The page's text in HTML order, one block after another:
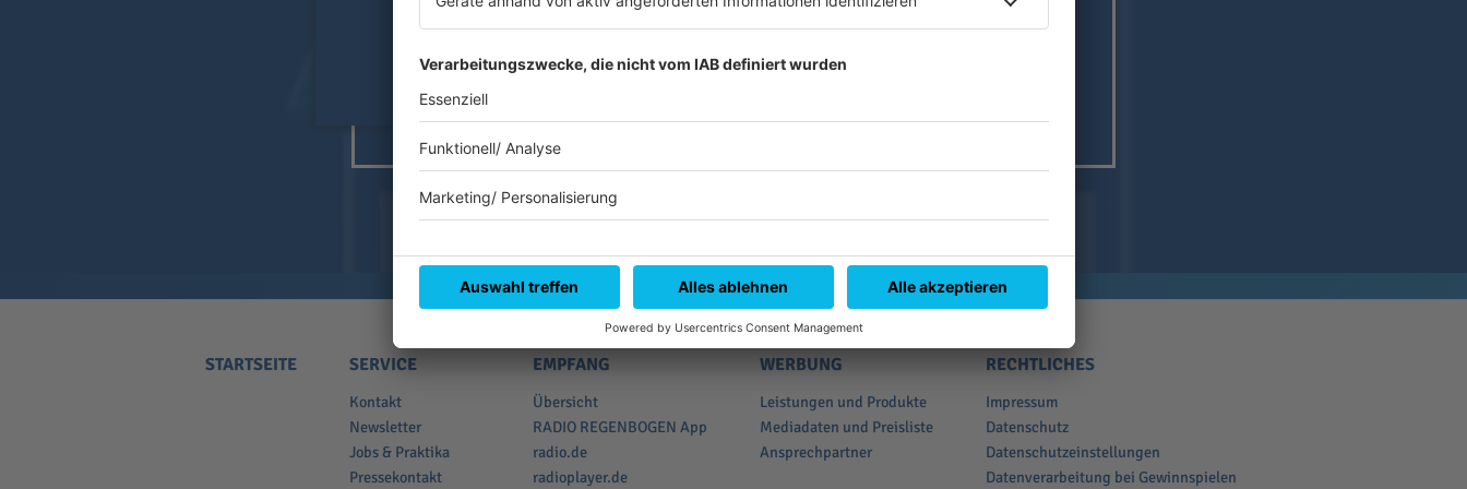
STARTSEITE SERVICE
Kontakt
Newsletter
Jobs & Praktika
Pressekontakt
EMPFANG
Übersicht
RADIO REGENBOGEN App
radio.de
radioplayer.de
WERBUNG
Leistungen und Produkte
Mediadaten und Preisliste
Ansprechpartner
RECHTLICHES
Impressum
Datenschutz
Datenschutzeinstellungen
Datenverarbeitung bei Gewinnspielen